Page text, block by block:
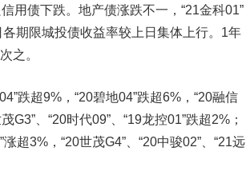
用债下跌。地产债涨跌不一，“21金科01”
期限城投债收益率较上日集体上行。1年
之。
跌超9%，“20碧地04”跌超6%，“20融信
G3”、“20时代09”、“19龙控01”跌超2%；
超3%，“20世茂G4”、“20中骏02”、“21远